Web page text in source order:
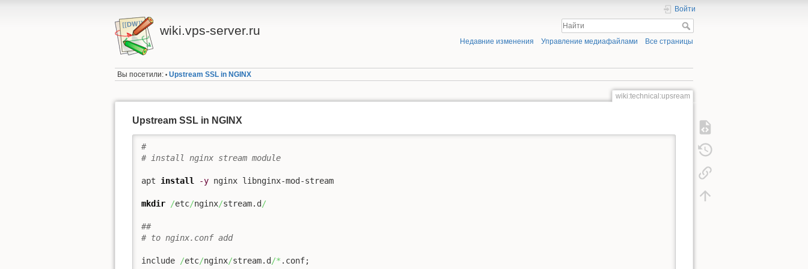
wiki.vps-server.ru
Войти
Недавние изменения Управление медиафайлами Все страницы
Вы посетили: • Upstream SSL in NGINX
wiki:technical:upsream
Upstream SSL in NGINX
#
# install nginx stream module
apt install -y nginx libnginx-mod-stream
mkdir /etc/nginx/stream.d/
##
# to nginx.conf add
include /etc/nginx/stream.d/* .conf;